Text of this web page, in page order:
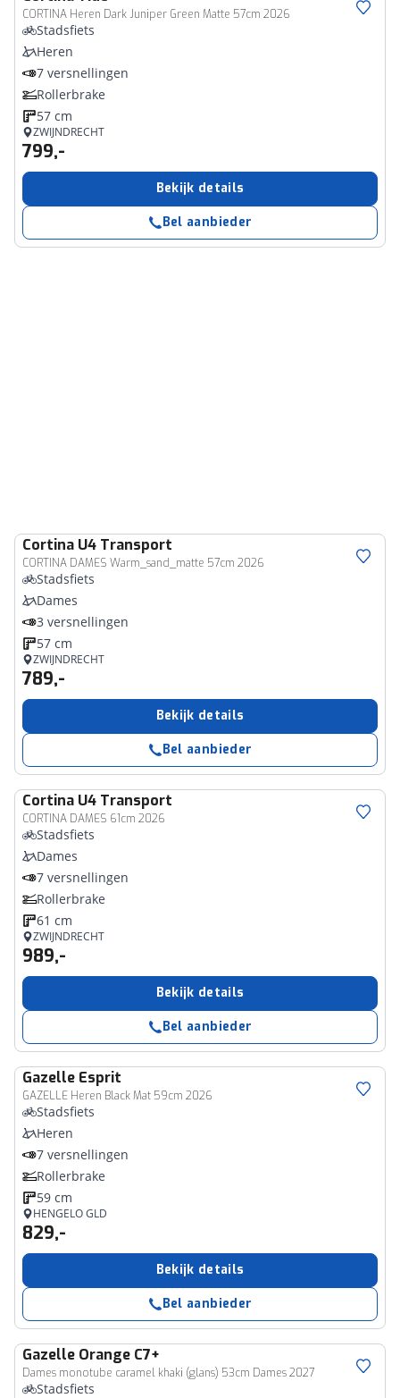
CORTINA Heren Dark Juniper Green Matte 57cm 2026
Stadsfiets
Heren
7 versnellingen
Rollerbrake
57 cm
ZWIJNDRECHT
799,-
Bekijk details
Bel aanbieder
Cortina U4 Transport
CORTINA DAMES Warm_sand_matte 57cm 2026
Stadsfiets
Dames
3 versnellingen
57 cm
ZWIJNDRECHT
789,-
Bekijk details
Bel aanbieder
Cortina U4 Transport
CORTINA DAMES 61cm 2026
Stadsfiets
Dames
7 versnellingen
Rollerbrake
61 cm
ZWIJNDRECHT
989,-
Bekijk details
Bel aanbieder
Gazelle Esprit
GAZELLE Heren Black Mat 59cm 2026
Stadsfiets
Heren
7 versnellingen
Rollerbrake
59 cm
HENGELO GLD
829,-
Bekijk details
Bel aanbieder
Gazelle Orange C7+
Dames monotube caramel khaki (glans) 53cm Dames 2027
Stadsfiets